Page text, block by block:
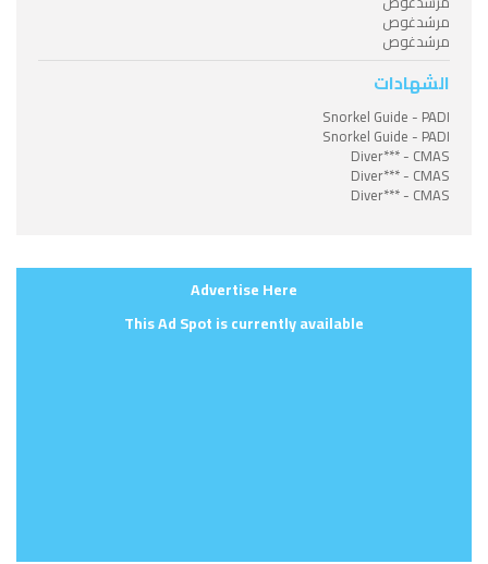
مرشدغوص
مرشدغوص
الشهادات
Snorkel Guide - PADI
Snorkel Guide - PADI
Diver*** - CMAS
Diver*** - CMAS
Diver*** - CMAS
Advertise Here
This Ad Spot is currently available